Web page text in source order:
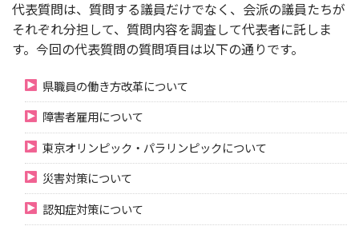
代表質問は、質問する議員だけでなく、会派の議員たちが
それぞれ分担して、質問内容を調査して代表者に託しま
す。今回の代表質問の質問項目は以下の通りです。
県職員の働き方改革について
障害者雇用について
東京オリンピック・パラリンピックについて
災害対策について
認知症対策について